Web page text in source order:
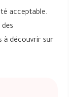
acceptable.
à découvrir sur